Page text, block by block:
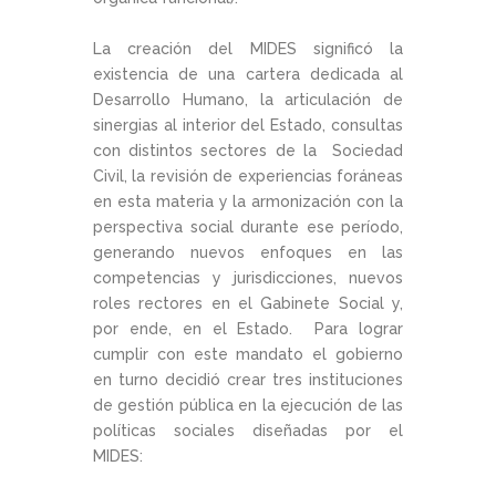
La creación del MIDES significó la
existencia de una cartera dedicada al
Desarrollo Humano, la articulación de
sinergias al interior del Estado, consultas
con distintos sectores de la Sociedad
Civil, la revisión de experiencias foráneas
en esta materia y la armonización con la
perspectiva social durante ese período,
generando nuevos enfoques en las
competencias y jurisdicciones, nuevos
roles rectores en el Gabinete Social y,
por ende, en el Estado. Para lograr
cumplir con este mandato el gobierno
en turno decidió crear tres instituciones
de gestión pública en la ejecución de las
políticas sociales diseñadas por el
MIDES: